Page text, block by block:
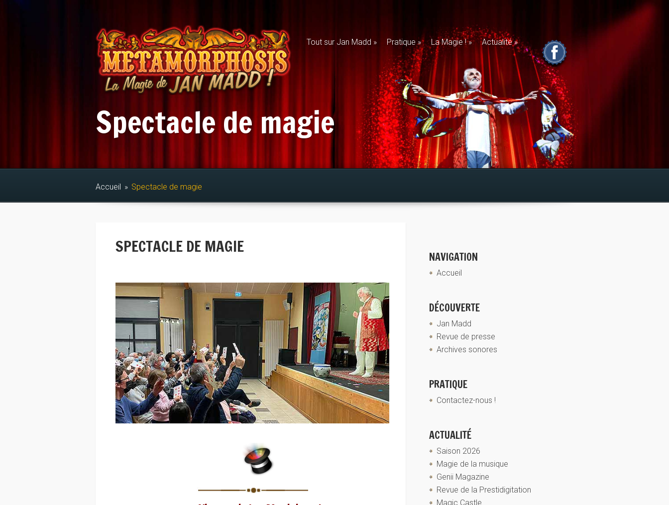
Tout sur Jan Madd » Pratique» La Magie !» Actualité»
Spectacle de magie
Accueil » Spectacle de magie
SPECTACLE DE MAGIE
NAVIGATION
Accueil
DÉCOUVERTE
Jan Madd
Revue de presse
Archives sonores
PRATIQUE
Contactez-nous !
ACTUALITÉ
Saison 2026
Magie de la musique
Genii Magazine
Revue de la Prestidigitation
Magic Castle